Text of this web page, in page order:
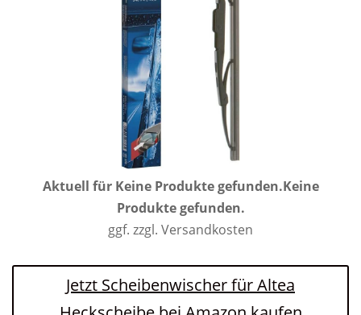
Aktuell für Keine Produkte gefunden.Keine
Produkte gefunden.
ggf. zzgl. Versandkosten
Jetzt Scheibenwischer für Altea